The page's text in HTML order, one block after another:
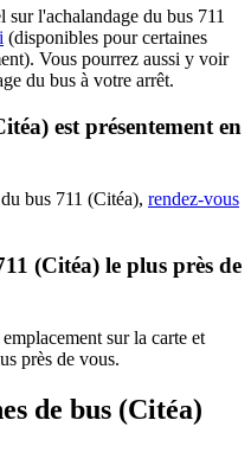
l'achalandage du bus 711
(disponibles pour certaines
Vous pourrez aussi y voir
du bus à votre arrêt.
est présentement en
bus 711 (Citéa), rendez-vous
(Citéa) le plus près de
sur la carte et
près de vous.
de bus (Citéa)